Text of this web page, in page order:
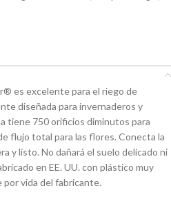
es excelente para el riego de
diseñada para invernaderos y
tiene 750 orificios diminutos para
flujo total para las flores. Conecta la
y listo. No dañará el suelo delicado ni
en EE. UU. con plástico muy
por vida del fabricante.